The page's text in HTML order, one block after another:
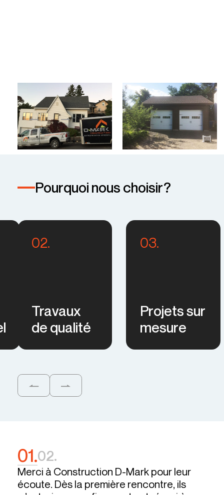
Pourquoi nous choisir?
02.
Travaux
de qualité
03.
Projets sur
mesure
01.02.
Merci à Construction D-Mark pour leur
écoute. Dès la première rencontre, ils